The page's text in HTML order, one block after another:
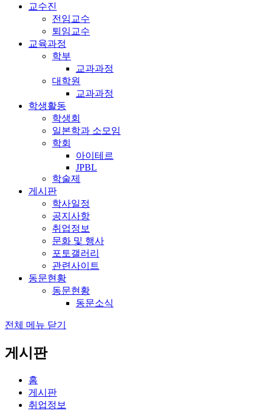
교수진
전임교수
퇴임교수
교육과정
학부
교과과정
대학원
교과과정
학생활동
학생회
일본학과 소모임
학회
아이테르
JPBL
학술제
게시판
학사일정
공지사항
취업정보
문화 및 행사
포토갤러리
관련사이트
동문현황
동문현황
동문소식
전체 메뉴 닫기
게시판
홈
게시판
취업정보